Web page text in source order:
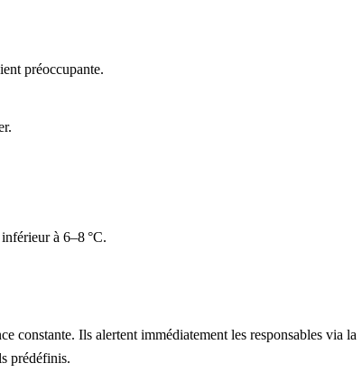
préoccupante.
à 6–8 °C.
constante. Ils alertent immédiatement les responsables via la
prédéfinis.